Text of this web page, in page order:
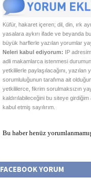
Küfür, hakaret içeren; dil, din, ırk
yasalara aykırı ifade ve beyanda
büyük harflerle yazılan yorumlar
Neleri kabul ediyorum: IP
adli makamlarca istenmesi
yetkililerle paylaşılacağını, yazılan
sorumluluğunun tarafıma ait
yetkililerce, fikrim sorulmaksızın
kaldırılabileceğini bu siteye
kabul etmiş sayılırım.
Bu haber henüz
FACEBOOK YORUM